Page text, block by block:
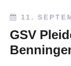
11.
GSV